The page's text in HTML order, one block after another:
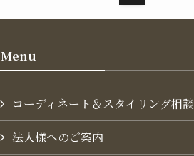
Menu
コーディネート＆スタイリング​相談
法人様へのご案内